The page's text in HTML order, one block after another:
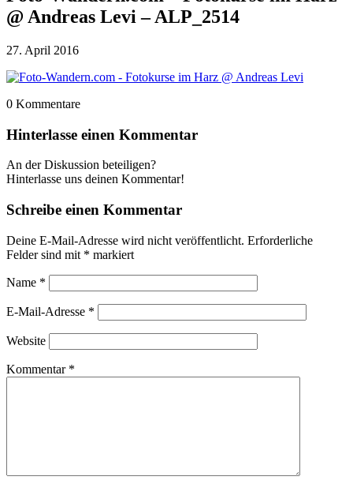
@ Andreas Levi – ALP_2514
27. April 2016
0 Kommentare
Hinterlasse einen Kommentar
An der Diskussion beteiligen?
Hinterlasse uns deinen Kommentar!
Schreibe einen Kommentar
Deine E-Mail-Adresse wird nicht veröffentlicht. Erforderliche
Felder sind mit * markiert
Name *
E-Mail-Adresse *
Website
Kommentar *